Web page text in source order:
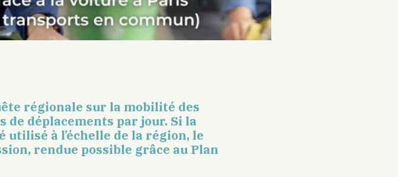
régionale sur la mobilité des
déplacements par jour. Si la
à l’échelle de la région, le
rendue possible grâce au Plan